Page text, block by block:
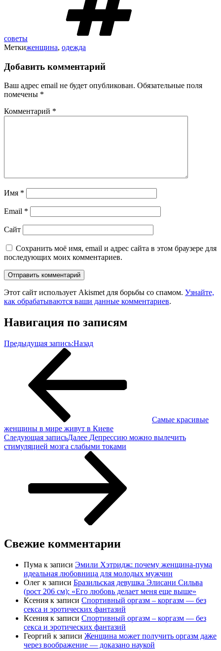
советы
Меткиженщина, одежда
Добавить комментарий
Ваш адрес email не будет опубликован. Обязательные поля
помечены *
Комментарий *
Имя *
Email *
Сайт
Сохранить моё имя, email и адрес сайта в этом браузере для
последующих моих комментариев.
Этот сайт использует Akismet для борьбы со спамом. Узнайте,
как обрабатываются ваши данные комментариев.
Навигация по записям
Предыдущая запись:Назад
Самые красивые
женщины в мире живут в Киеве
Следующая записьДалее Депрессию можно вылечить
стимуляцией мозга слабыми токами
Свежие комментарии
Пума к записи Эмили Хэтридж: почему женщина-пума
идеальная любовница для молодых мужчин
Олег к записи Бразильская девушка Элисани Сильва
(рост 206 см): «Его любовь делает меня еще выше»
Ксения к записи Спортивный оргазм – коргазм — без
секса и эротических фантазий
Ксения к записи Спортивный оргазм – коргазм — без
секса и эротических фантазий
Георгий к записи Женщина может получить оргазм даже
через воображение — доказано наукой